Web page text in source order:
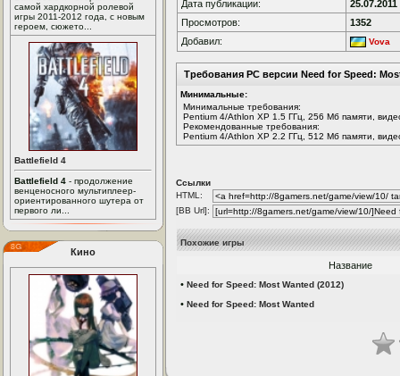
самой хардкорной ролевой
игры 2011-2012 года, с новым
героем, сюжето...
Battlefield 4
Battlefield 4 - продолжение
венценосного мультиплеер-
ориентированного шутера от
первого ли...
Кино
Дата публикации:
25.07.2011
Просмотров:
1352
Добавил:
Vova
Требования PC версии Need for Speed:
Минимальные:
Минимальные требования:
Pentium 4/Athlon XP 1.5 ГГц, 256 Мб памяти,
Рекомендованные требования:
Pentium 4/Athlon XP 2.2 ГГц, 512 Мб памяти,
Ссылки
HTML:
[BB Url]:
Похожие игры
Название
• Need for Speed: Most Wanted (2012)
• Need for Speed: Most Wanted